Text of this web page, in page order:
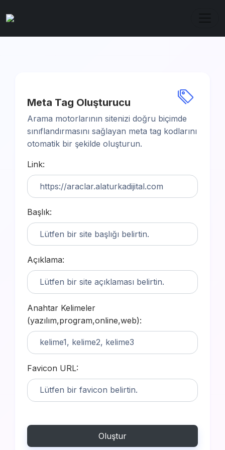
Meta Tag Oluşturucu
Arama motorlarının sitenizi doğru biçimde
sınıflandırmasını sağlayan meta tag kodlarını
otomatik bir şekilde oluşturun.
Link:
Başlık:
Açıklama:
Anahtar Kelimeler
(yazılım,program,online,web):
Favicon URL:
Oluştur